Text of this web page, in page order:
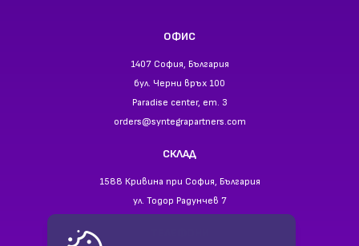
ОФИС
1407 София, България
бул. Черни връх 100
Paradise center, ет. 3
orders@syntegrapartners.com
СКЛАД
1588 Кривина при София, България
ул. Тодор Радунчев 7